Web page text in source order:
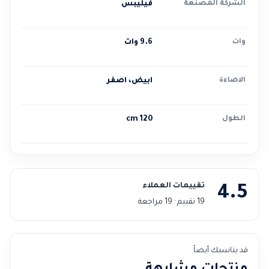
الشركة المصنعة فيليبس
وات 9.6 وات
الاضاءة ابيض، اصفر
الطول 120 cm
4.5
تقييمات العملاء
19 تقييم · 19 مراجعة
قد يناسبك أيضاً